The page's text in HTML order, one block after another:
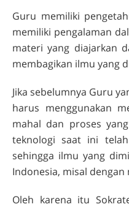
Guru memiliki
memiliki pengalaman
materi yang diajarkan
membagikan ilmu yang
Jika sebelumnya Guru
harus menggunakan
mahal dan proses
teknologi saat ini
sehingga ilmu yang
Indonesia, misal
Oleh karena itu